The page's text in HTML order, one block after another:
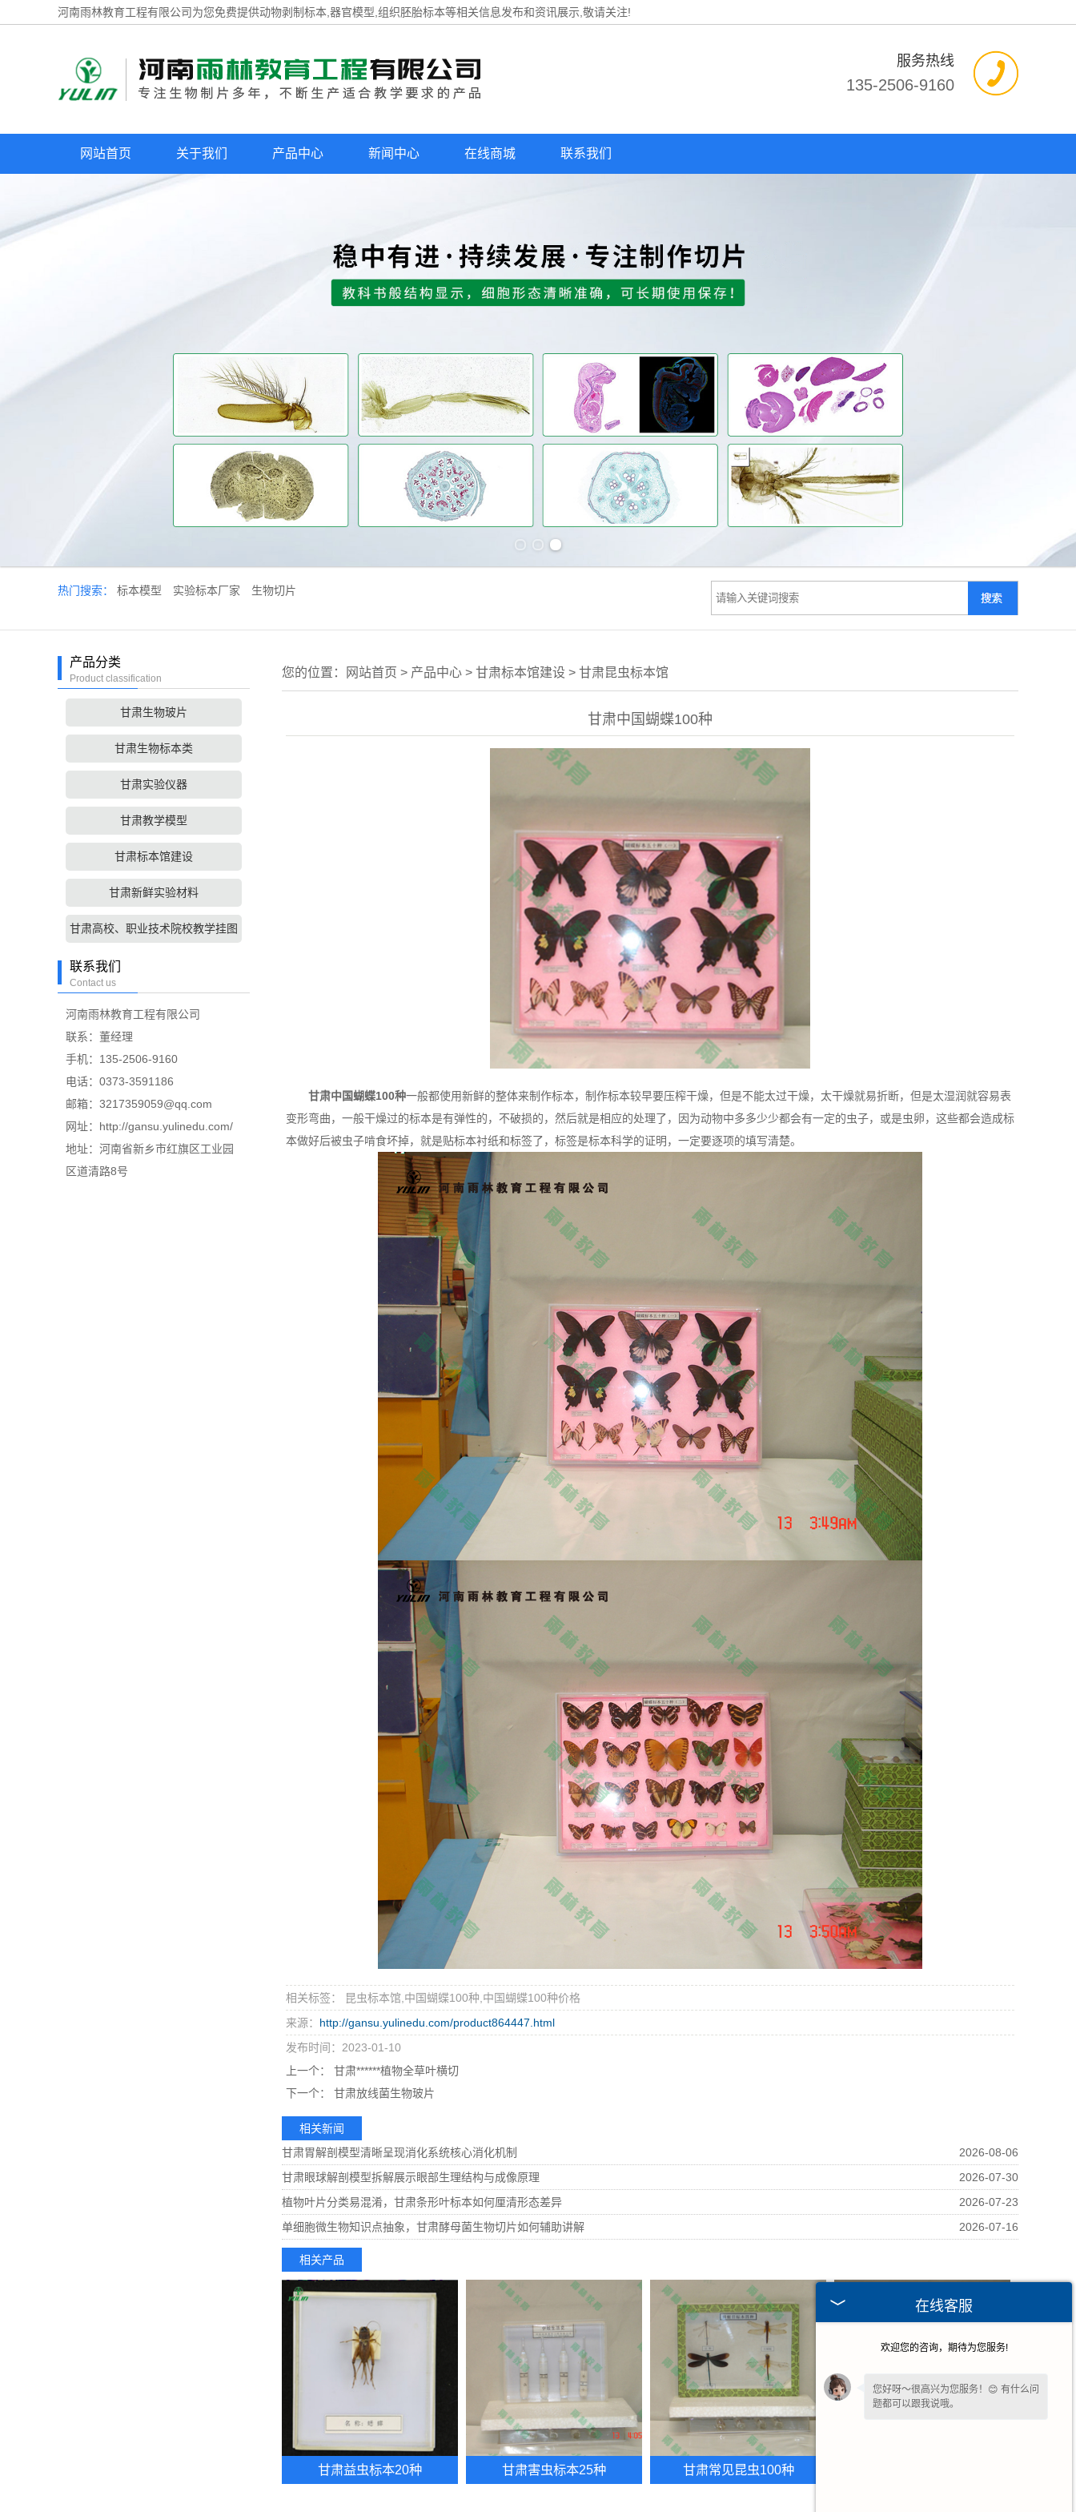
河南雨林教育工程有限公司为您免费提供动物剥制标本 ,器官模型,组织胚胎标本等相关信息发布和资讯展示,敬请关注!
服务热线
135-2506-9160
网站首页 关于我们 产品中心 新闻中心 在线商城 联系我们
热门搜索： 标本模型 实验标本厂家 生物切片
产品分类
Product classification
甘肃生物玻片
甘肃生物标本类
甘肃实验仪器
甘肃教学模型
甘肃标本馆建设
甘肃新鲜实验材料
甘肃高校、职业技术院校教学挂图
联系我们
Contact us
河南雨林教育工程有限公司
联系：董经理
手机：135-2506-9160
电话：0373-3591186
邮箱：3217359059@qq.com
网址：http://gansu.yulinedu.com/
地址：河南省新乡市红旗区工业园
区道清路8号
您的位置： 网站首页 > 产品中心 > 甘肃标本馆建设 > 甘肃昆虫标本馆
甘肃中国蝴蝶100种
甘肃中国蝴蝶100种一般都使用新鲜的整体来制作标本，制作标本较早要压榨干燥，但是不能太过干燥，太干燥就易折断，但是太湿润就容易表
变形弯曲，一般干燥过的标本是有弹性的，不破损的，然后就是相应的处理了，因为动物中多多少少都会有一定的虫子，或是虫卵，这些都会造成标
本做好后被虫子啃食坏掉，就是贴标本衬纸和标签了，标签是标本科学的证明，一定要逐项的填写清楚。
相关标签： 昆虫标本馆,中国蝴蝶100种,中国蝴蝶100种价格
来源： http://gansu.yulinedu.com/product864447.html
发布时间：2023-01-10
上一个：
甘肃******植物全草叶横切
下一个：
甘肃放线菌生物玻片
相关新闻
甘肃胃解剖模型清晰呈现消化系统核心消化机制
2026-08-06
甘肃眼球解剖模型拆解展示眼部生理结构与成像原理
2026-07-30
植物叶片分类易混淆，甘肃条形叶标本如何厘清形态差异
2026-07-23
单细胞微生物知识点抽象，甘肃酵母菌生物切片如何辅助讲解
2026-07-16
相关产品
甘肃益虫标本20种 甘肃害虫标本25种 甘肃常见昆虫100种
在线客服
欢迎您的咨询，期待为您服务!
您好呀～很高兴为您服务！😊 有什么问
题都可以跟我说哦。